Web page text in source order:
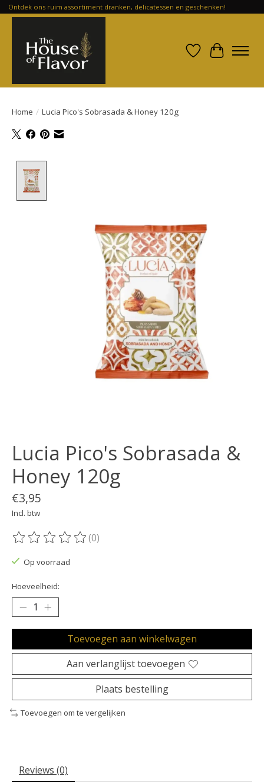
Ontdek ons ruim assortiment dranken, delicatessen en geschenken!
Verlanglijst
Home / Lucia Pico's Sobrasada & Honey 120g
Lucia Pico's Sobrasada &
Honey 120g
€3,95
Incl. btw
De beoordeling van dit product is
(0)
Op voorraad
Hoeveelheid:
Toevoegen aan winkelwagen
Aan verlanglijst toevoegen
Plaats bestelling
Toevoegen om te vergelijken
Reviews (0)